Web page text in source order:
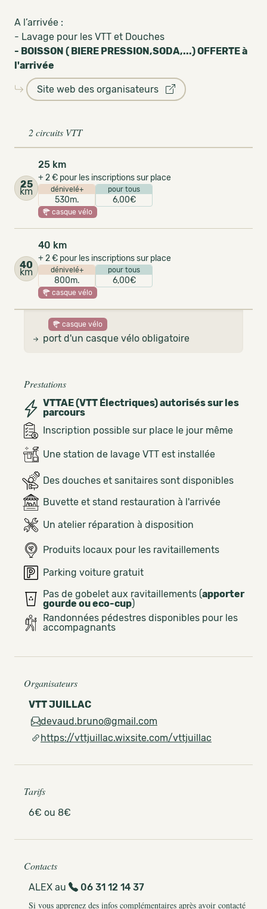
A l’arrivée :
- Lavage pour les VTT et Douches
- BOISSON ( BIERE PRESSION,SODA,...) OFFERTE à
l'arrivée
Site web des organisateurs
2 circuits VTT
25
km
25 km
+ 2 € pour les inscriptions sur place
dénivelé+
530m.
pour tous
6,00€
casque vélo
40
km
40 km
+ 2 € pour les inscriptions sur place
dénivelé+
800m.
pour tous
6,00€
casque vélo
casque vélo
port d'un casque vélo obligatoire
Prestations
VTTAE (VTT Électriques) autorisés sur les
parcours
Inscription possible sur place le jour même
Une station de lavage VTT est installée
Des douches et sanitaires sont disponibles
Buvette et stand restauration à l'arrivée
Un atelier réparation à disposition
Produits locaux pour les ravitaillements
Parking voiture gratuit
Pas de gobelet aux ravitaillements (apporter
gourde ou eco-cup)
Randonnées pédestres disponibles pour les
accompagnants
Organisateurs
VTT JUILLAC
devaud.bruno@gmail.com
https://vttjuillac.wixsite.com/vttjuillac
Tarifs
6€ ou 8€
Contacts
ALEX au
06 31 12 14 37
Si vous apprenez des infos complémentaires après avoir contacté